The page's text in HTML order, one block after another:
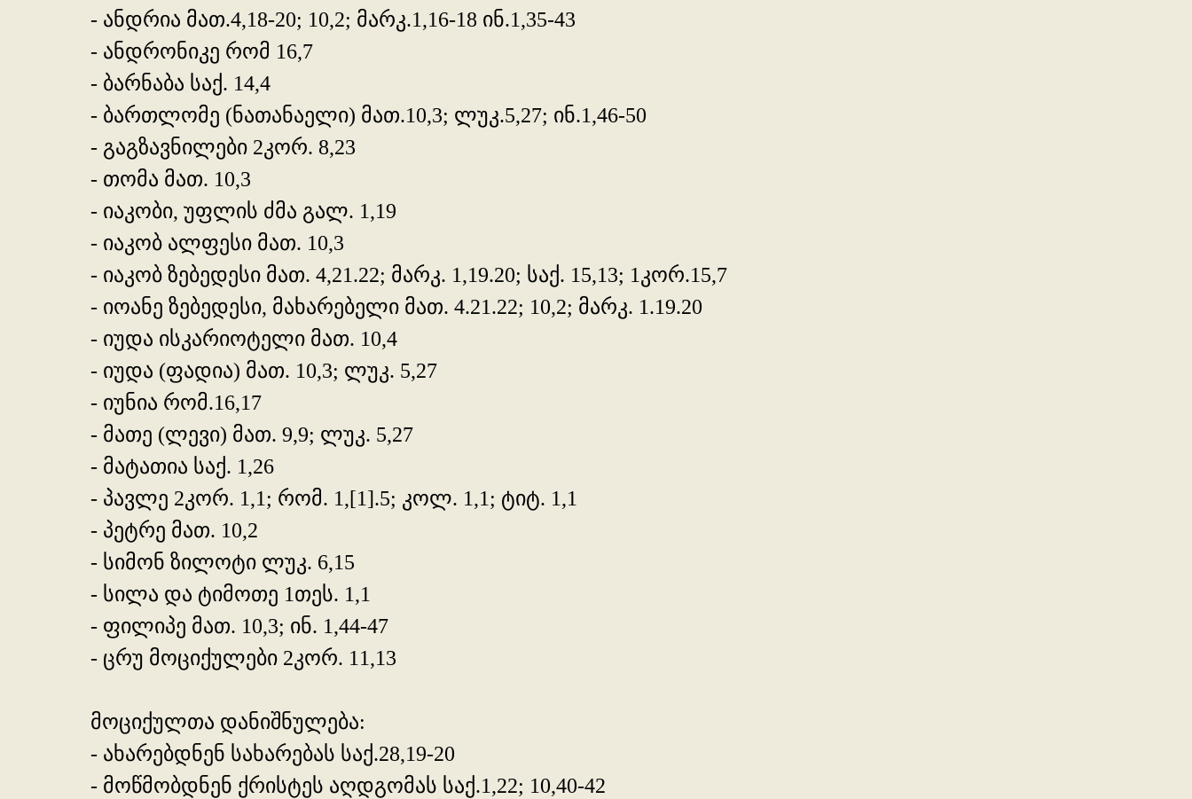
- ანდრია მათ.4,18-20; 10,2; მარკ.1,16-18 ინ.1,35-43
- ანდრონიკე რომ 16,7
- ბარნაბა საქ. 14,4
- ბართლომე (ნათანაელი) მათ.10,3; ლუკ.5,27; ინ.1,46-50
- გაგზავნილები 2კორ. 8,23
- თომა მათ. 10,3
- იაკობი, უფლის ძმა გალ. 1,19
- იაკობ ალფესი მათ. 10,3
- იაკობ ზებედესი მათ. 4,21.22; მარკ. 1,19.20; საქ. 15,13; 1კორ.15,7
- იოანე ზებედესი, მახარებელი მათ. 4.21.22; 10,2; მარკ. 1.19.20
- იუდა ისკარიოტელი მათ. 10,4
- იუდა (ფადია) მათ. 10,3; ლუკ. 5,27
- იუნია რომ.16,17
- მათე (ლევი) მათ. 9,9; ლუკ. 5,27
- მატათია საქ. 1,26
- პავლე 2კორ. 1,1; რომ. 1,[1].5; კოლ. 1,1; ტიტ. 1,1
- პეტრე მათ. 10,2
- სიმონ ზილოტი ლუკ. 6,15
- სილა და ტიმოთე 1თეს. 1,1
- ფილიპე მათ. 10,3; ინ. 1,44-47
- ცრუ მოციქულები 2კორ. 11,13
მოციქულთა დანიშნულება:
- ახარებდნენ სახარებას საქ.28,19-20
- მოწმობდნენ ქრისტეს აღდგომას საქ.1,22; 10,40-42